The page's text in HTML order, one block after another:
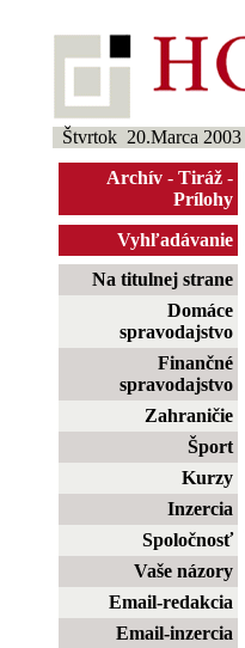
Štvrtok 20.Marca 2003
Archív - Tiráž -
Prílohy
Vyhľadávanie
Na titulnej strane
Domáce
spravodajstvo
Finančné
spravodajstvo
Zahraničie
Šport
Kurzy
Inzercia
Spoločnosť
Vaše názory
Email-redakcia
Email-inzercia